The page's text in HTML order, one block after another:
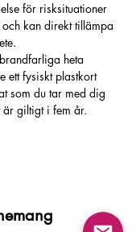
för risksituationer
kan direkt tillämpa
heta
ett fysiskt plastkort
som du tar med dig
är giltigt i fem år.